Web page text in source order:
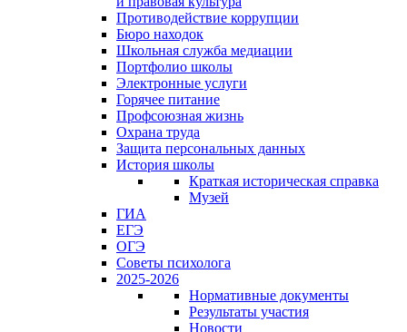
Противодействие коррупции
Бюро находок
Школьная служба медиации
Портфолио школы
Электронные услуги
Горячее питание
Профсоюзная жизнь
Охрана труда
Защита персональных данных
История школы
Краткая историческая справка
Музей
ГИА
ЕГЭ
ОГЭ
Советы психолога
2025-2026
Нормативные документы
Результаты участия
Новости